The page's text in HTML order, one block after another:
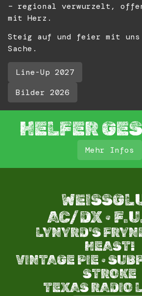
– regional verwurzelt,
mit Herz.
Steig auf und feier mit
Sache.
Line-Up 2027
Bilder 2026
HELFER
Mehr Infos
AC/DX ·
LYNYRD'S
HEAST!
VINTAGE PIE ·
STROKE​
TEXAS RADIO